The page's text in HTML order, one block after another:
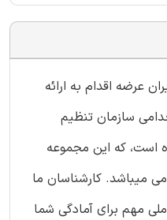
عرضه اقدام به ارائه
سازمان تنظیم
است، که این مجموعه
میباشد. کارشناسان ما
مهم برای آمادگی شما